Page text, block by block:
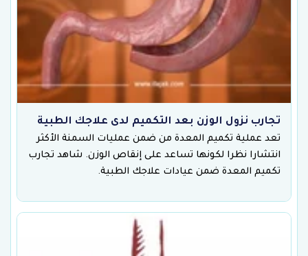
تجارب نزول الوزن بعد التكميم لدى علاجك الطبية
تعد عملية تكميم المعدة من ضمن عمليات السمنة الأكثر
انتشارا نظرا لكونها تساعد على إنقاص الوزن. شاهد تجارب
تكميم المعدة ضمن عيادات علاجك الطبية.